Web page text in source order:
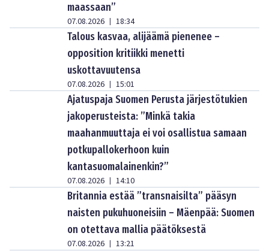
maassaan”
07.08.2026 | 18:34
Talous kasvaa, alijäämä pienenee –
opposition kritiikki menetti
uskottavuutensa
07.08.2026 | 15:01
Ajatuspaja Suomen Perusta järjestötukien
jakoperusteista: ”Minkä takia
maahanmuuttaja ei voi osallistua samaan
potkupallokerhoon kuin
kantasuomalainenkin?”
07.08.2026 | 14:10
Britannia estää ”transnaisilta” pääsyn
naisten pukuhuoneisiin – Mäenpää: Suomen
on otettava mallia päätöksestä
07.08.2026 | 13:21